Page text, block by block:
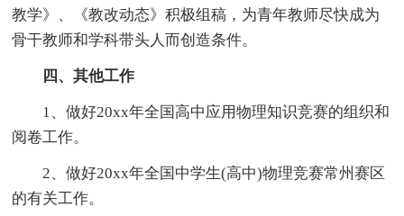
教学》、《教改动态》积极组稿，为青年教师尽快成为
骨干教师和学科带头人而创造条件。
四、其他工作
1、做好20xx年全国高中应用物理知识竞赛的组织和
阅卷工作。
2、做好20xx年全国中学生(高中)物理竞赛常州赛区
的有关工作。